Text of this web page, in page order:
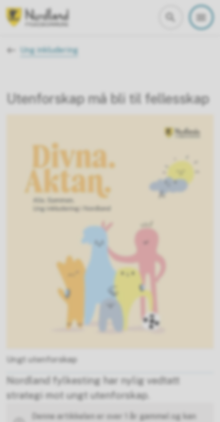
Du er her:
Ung inkludering
Utenforskap må bli til fellesskap
Ungt utenforskap
Nordland fylkesting har nylig vedtatt
strategi mot ungt utenforskap.
Denne artikkelen er over 1 år gammel og kan